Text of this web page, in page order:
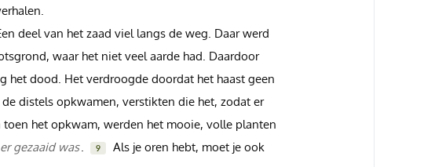
deel van het zaad viel langs de weg. Daar werd
waar het niet veel aarde had. Daardoor
het dood. Het verdroogde doordat het haast geen
distels opkwamen, verstikten die het, zodat er
toen het opkwam, werden het mooie, volle planten
gezaaid was 9
Als je oren hebt, moet je ook